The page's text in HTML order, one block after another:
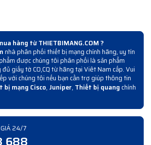
hàng từ THIETBIMANG.COM ?
nhà phân phối thiết bị mạng chính hãng, uy tín
được chúng tôi phân phối là sản phẩm
giấy tờ CO,CQ từ hãng tại Viêt Nam cấp. Vui
với chúng tôi nếu bạn cần trợ giúp thông tin
bị mạng Cisco, Juniper, Thiết bị quangchính
24/7
688